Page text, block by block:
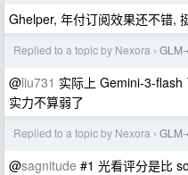
Ghelper, 年付订阅效果还不错,
Replied to a topic by Nexora ›
@liu731 实际上 Gemini-3-flash
实力不算弱了
Replied to a topic by Nexora ›
@sagnitude #1 光看评分是比